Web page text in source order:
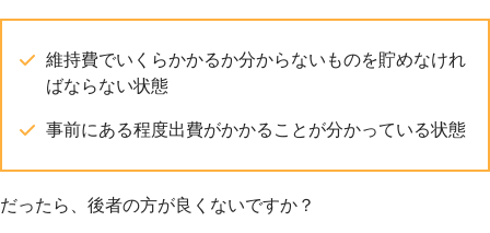
維持費でいくらかかるか分からないものを貯めなけれ
ばならない状態
事前にある程度出費がかかることが分かっている状態
だったら、後者の方が良くないですか？